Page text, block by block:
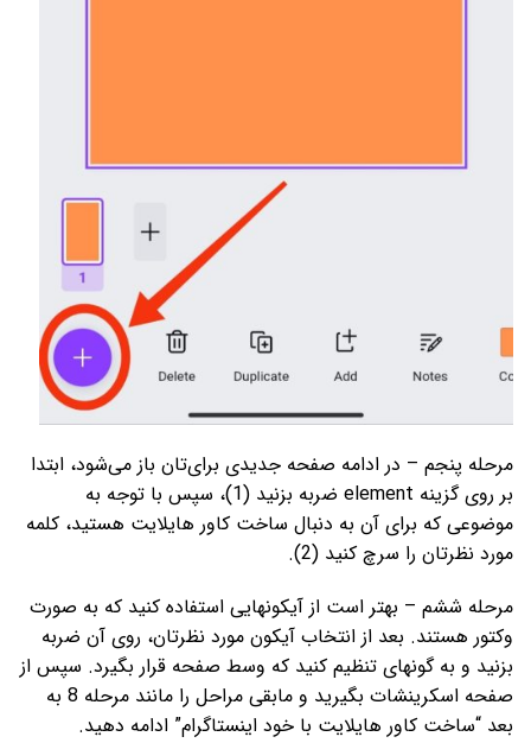
مرحله پنجم – در ادامه صفحه جدیدی برای‌تان باز می‌­شود، ابتدا
بر روی گزینه element ضربه بزنید (1)، سپس با توجه به
موضوعی که برای آن به دنبال ساخت کاور هایلایت هستید، کلمه
مورد نظرتان را سرچ کنید (2).
مرحله ششم – بهتر است از آیکون­هایی استفاده کنید که به صورت
وکتور هستند. بعد از انتخاب آیکون مورد نظرتان، روی آن ضربه
بزنید و به گونه­ای تنظیم کنید که وسط صفحه قرار بگیرد. سپس از
صفحه اسکرین­شات بگیرید و مابقی مراحل را مانند مرحله 8 به
بعد “ساخت کاور هایلایت با خود اینستاگرام” ادامه دهید.